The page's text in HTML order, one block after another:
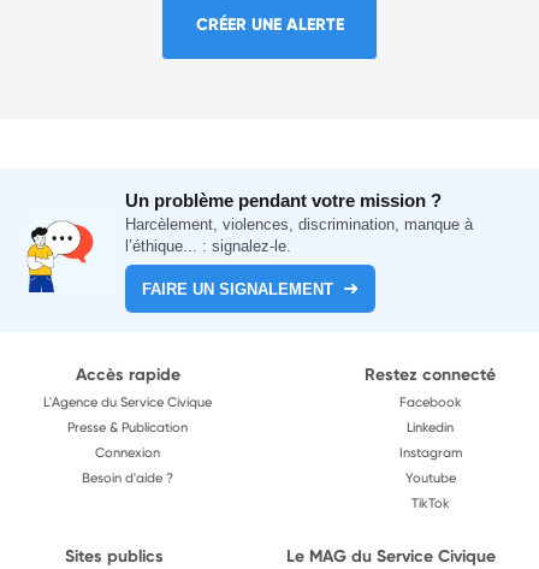
CRÉER UNE ALERTE
Un problème pendant votre mission ?
Harcèlement, violences, discrimination, manque à
l’éthique... : signalez-le.
FAIRE UN SIGNALEMENT
Accès rapide
L'Agence du Service Civique
Presse & Publication
Connexion
Besoin d'aide ?
Restez connecté
Facebook
Linkedin
Instagram
Youtube
TikTok
Sites publics Le MAG du Service Civique